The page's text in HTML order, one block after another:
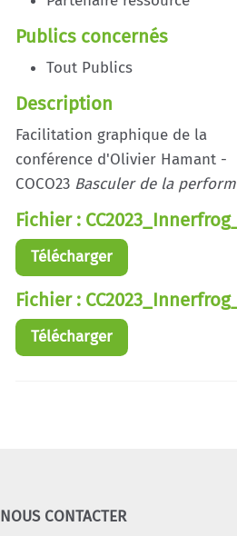
Publics concernés
Tout Publics
Description
Facilitation graphique de la
conférence d'Olivier Hamant -
COCO23 Basculer de la
Fichier :
Télécharger
Fichier :
Télécharger
NOUS CONTACTER